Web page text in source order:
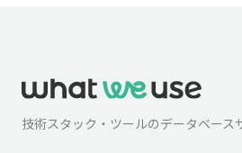
技術スタック・ツールのデータベース